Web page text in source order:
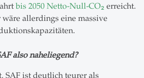
bis 2050 Netto-Null-CO₂ erreicht.
allerdings eine massive
also naheliegend?
SAF ist deutlich teurer als